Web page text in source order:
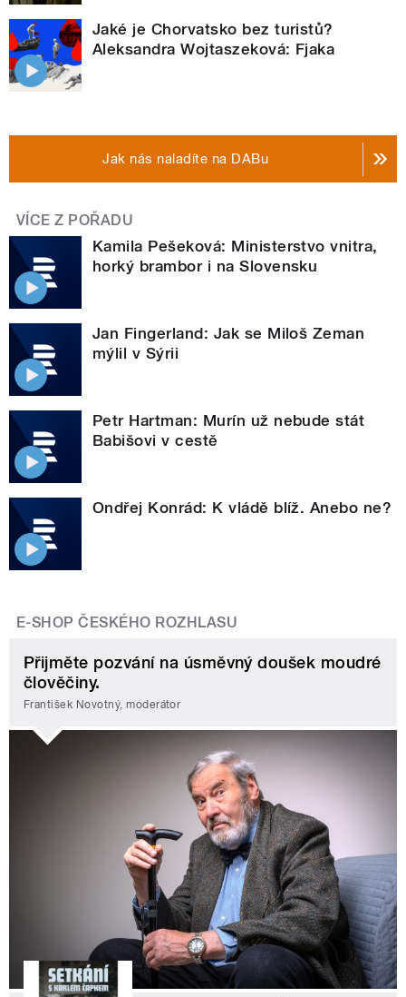
Jaké je Chorvatsko bez turistů?
Aleksandra Wojtaszeková: Fjaka
Jak nás naladíte na DABu
VÍCE Z POŘADU
Kamila Pešeková: Ministerstvo vnitra,
horký brambor i na Slovensku
Jan Fingerland: Jak se Miloš Zeman
mýlil v Sýrii
Petr Hartman: Murín už nebude stát
Babišovi v cestě
Ondřej Konrád: K vládě blíž. Anebo ne?
E-SHOP ČESKÉHO ROZHLASU
Přijměte pozvání na úsměvný doušek moudré
člověčiny.
František Novotný, moderátor